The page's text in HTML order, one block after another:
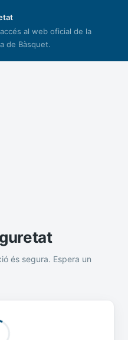
al web oficial de la
de Bàsquet.
és segura. Espera un